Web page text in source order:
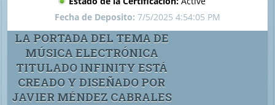
Fecha de Deposito: 7/5/2025 4:54:05 PM
LA PORTADA DEL TEMA DE
MÚSICA ELECTRÓNICA
TITULADO INFINITY ESTÁ
CREADO Y DISEÑADO POR
JAVIER MÉNDEZ CABRALES